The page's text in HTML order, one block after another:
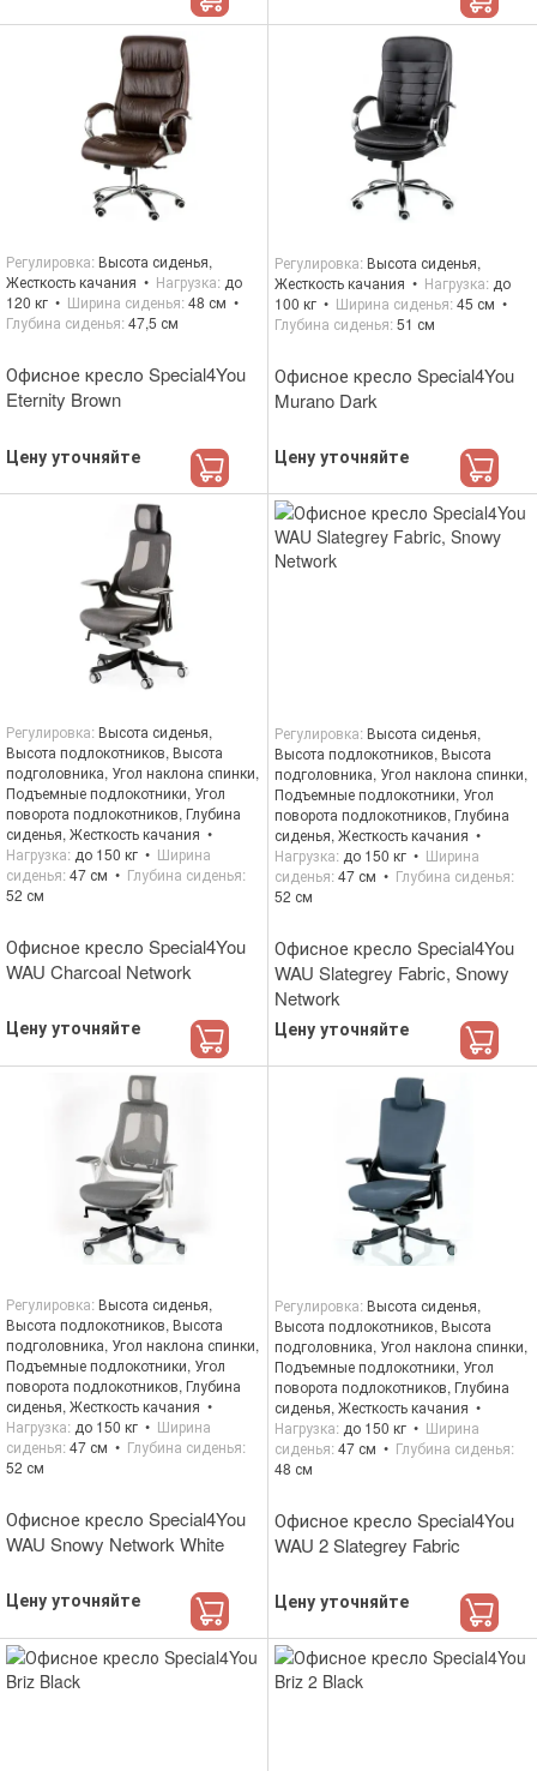
Офисное кресло Special4You
Eternity Brown
Цену уточняйте
Регулировка Высота сиденья,
Жесткость качания
Нагрузка до
120 кг
Ширина сиденья 48 см
Глубина сиденья 47,5 см
Офисное кресло Special4You
Murano Dark
Цену уточняйте
Регулировка Высота сиденья,
Жесткость качания
Нагрузка до
100 кг
Ширина сиденья 45 см
Глубина сиденья 51 см
Офисное кресло Special4You
WAU Charcoal Network
Цену уточняйте
Регулировка Высота сиденья,
Высота подлокотников, Высота
подголовника, Угол наклона спинки,
Подъемные подлокотники, Угол
поворота подлокотников, Глубина
сиденья, Жесткость качания
Нагрузка до 150 кг
Ширина
сиденья 47 см
Глубина сиденья
52 см
Офисное кресло Special4You
WAU Slategrey Fabric, Snowy
Network
Цену уточняйте
Регулировка Высота сиденья,
Высота подлокотников, Высота
подголовника, Угол наклона спинки,
Подъемные подлокотники, Угол
поворота подлокотников, Глубина
сиденья, Жесткость качания
Нагрузка до 150 кг
Ширина
сиденья 47 см
Глубина сиденья
52 см
Офисное кресло Special4You
WAU Snowy Network White
Цену уточняйте
Регулировка Высота сиденья,
Высота подлокотников, Высота
подголовника, Угол наклона спинки,
Подъемные подлокотники, Угол
поворота подлокотников, Глубина
сиденья, Жесткость качания
Нагрузка до 150 кг
Ширина
сиденья 47 см
Глубина сиденья
52 см
Офисное кресло Special4You
WAU 2 Slategrey Fabric
Цену уточняйте
Регулировка Высота сиденья,
Высота подлокотников, Высота
подголовника, Угол наклона спинки,
Подъемные подлокотники, Угол
поворота подлокотников, Глубина
сиденья, Жесткость качания
Нагрузка до 150 кг
Ширина
сиденья 47 см
Глубина сиденья
48 см